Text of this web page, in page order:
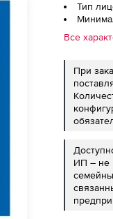
Тип
Все
При
ИП – не